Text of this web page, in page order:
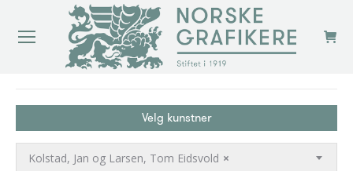
Velg kunstner
×
Kolstad, Jan og Larsen, Tom Eidsvold